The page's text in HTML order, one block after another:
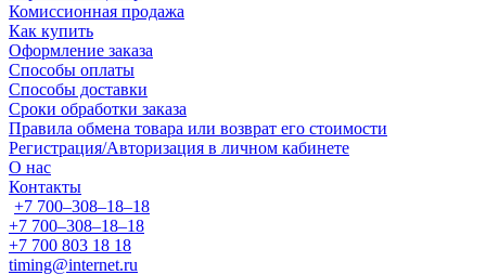
Комиссионная продажа
Как купить
Оформление заказа
Способы оплаты
Способы доставки
Сроки обработки заказа
Правила обмена товара или возврат его стоимости
Регистрация/Авторизация в личном кабинете
О нас
Контакты
+7 700‒308‒18‒18
+7 700‒308‒18‒18
+7 700 803 18 18
timing@internet.ru